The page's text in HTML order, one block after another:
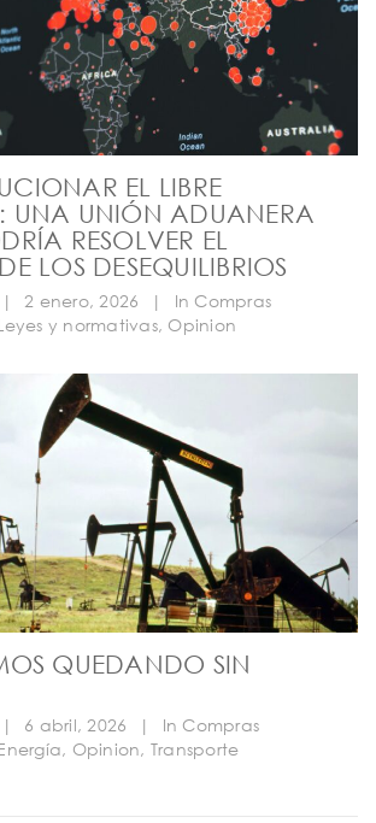
EL LIBRE
UNA UNIÓN ADUANERA
RESOLVER EL
LOS DESEQUILIBRIOS
| 2 enero, 2026 | In Compras
y normativas, Opinion
QUEDANDO SIN
| 6 abril, 2026 | In Compras
, Opinion, Transporte